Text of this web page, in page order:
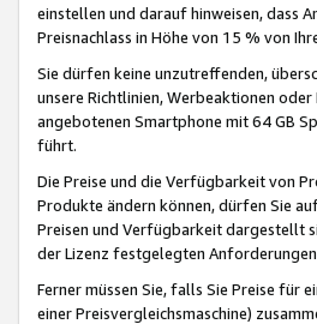
einstellen und darauf hinweisen, dass
Preisnachlass in Höhe von 15 % von
Sie dürfen keine unzutreffenden,
unsere Richtlinien, Werbeaktionen
angebotenen Smartphone mit 64 GB
führt.
Die Preise und die Verfügbarkeit von
Produkte ändern können, dürfen Sie
Preisen und Verfügbarkeit dargestellt
der Lizenz festgelegten
Ferner müssen Sie, falls Sie Preise für
einer Preisvergleichsmaschine)